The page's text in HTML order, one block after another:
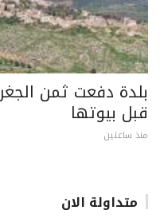
بلدة دفعت ثمن
قبل بيوتها
منذ ساعتين
متداولة الان